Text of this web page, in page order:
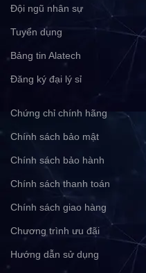
Đội ngũ nhân sự
Tuyển dụng
Bảng tin Alatech
Đăng ký đại lý sỉ
Chứng chỉ chính hãng
Chính sách bảo mật
Chính sách bảo hành
Chính sách thanh toán
Chính sách giao hàng
Chương trình ưu đãi
Hướng dẫn sử dụng